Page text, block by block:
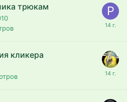
трюкам
кликера